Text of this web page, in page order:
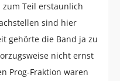
zum Teil erstaunlich
sind hier
gehörte die Band ja zu
nicht ernst
Prog-Fraktion waren